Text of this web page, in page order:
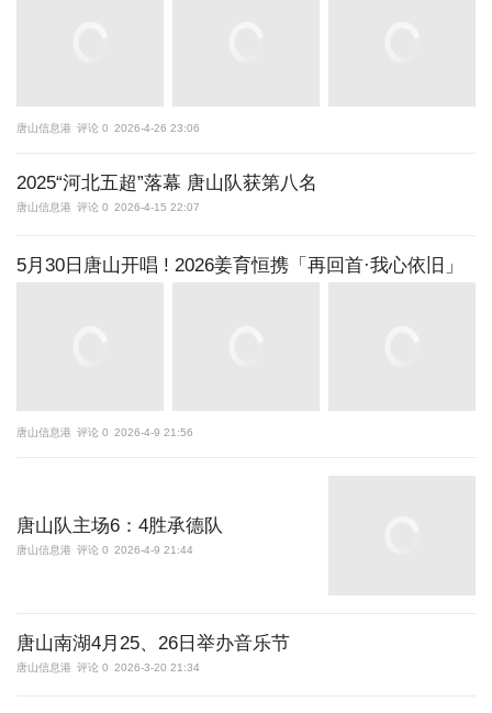
唐山信息港 评论 0 2026-4-26 23:06
2025“河北五超”落幕 唐山队获第八名
唐山信息港 评论 0 2026-4-15 22:07
5月30日唐山开唱 ! 2026姜育恒携「再回首·我心依旧」
唐山信息港 评论 0 2026-4-9 21:56
唐山队主场6：4胜承德队
唐山信息港 评论 0 2026-4-9 21:44
唐山南湖4月25、26日举办音乐节
唐山信息港 评论 0 2026-3-20 21:34